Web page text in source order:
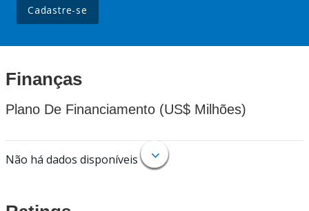
Cadastre-se
Finanças
Plano De Financiamento (US$ Milhões)
Não há dados disponíveis